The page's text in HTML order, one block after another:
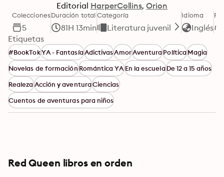
Editorial HarperCollins Orion
Colecciones
5
Duración total
81H 13min
Categoría
Literatura juvenil
Idioma
Inglés
Etiquetas
#BookTokYA - FantasíaAdictivasAmorAventuraPolíticaMagia
Novelas de formaciónRomántica YAEn la escuelaDe 12 a 15 años
RealezaAcción y aventuraCiencias
Cuentos de aventuras para niños
Red Queen libros en orden